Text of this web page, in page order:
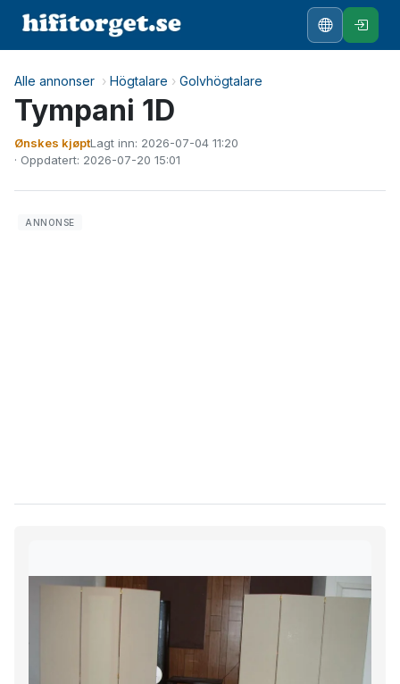
Alle annonser › Högtalare › Golvhögtalare
Tympani 1D
Ønskes kjøptLagt inn: 2026-07-04 11:20
· Oppdatert: 2026-07-20 15:01